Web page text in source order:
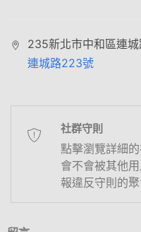
235新北市中和區連
連城路223號
社群守則
點擊瀏覽詳細
會不會被其他
報違反守則的